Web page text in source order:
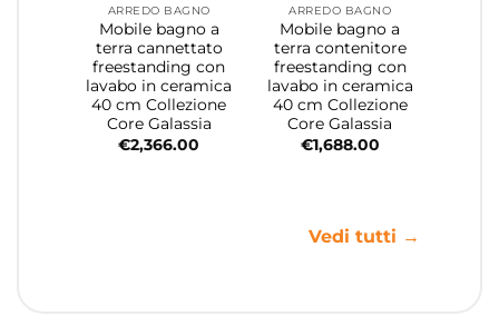
ARREDO BAGNO
Mobile bagno a
terra cannettato
freestanding con
lavabo in ceramica
40 cm Collezione
Core Galassia
€2,366.00
ARREDO BAGNO
Mobile bagno a
terra contenitore
freestanding con
lavabo in ceramica
40 cm Collezione
Core Galassia
€1,688.00
Vedi tutti →